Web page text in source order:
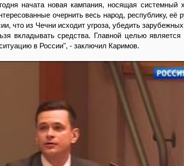
начата новая кампания, носящая системный
очернить весь народ, республику, её
что из Чечни исходит угроза, убедить
вкладывать средства. Главной целью является
в России", - заключил Каримов.